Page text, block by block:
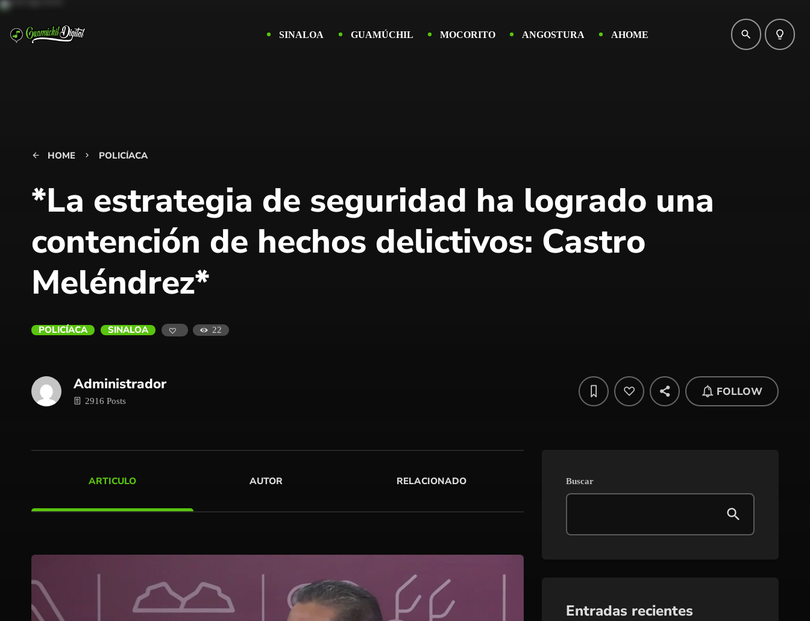
SINALOA GUAMÚCHIL MOCORITO ANGOSTURA AHOME search lightbulb_outline
arrow_back HOME keyboard_arrow_right POLICÍACA
*La estrategia de seguridad ha logrado una
contención de hechos delictivos: Castro
Meléndrez*
POLICÍACA SINALOA 22
Administrador
2916 Posts
FOLLOW
ARTICULO AUTOR RELACIONADO Buscar
Entradas recientes